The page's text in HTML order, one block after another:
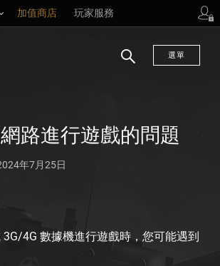
加值商店 玩家服務
選單
路進行遊戲的問題
年7月25日
4G 數據機進行遊戲時，您可能遇到